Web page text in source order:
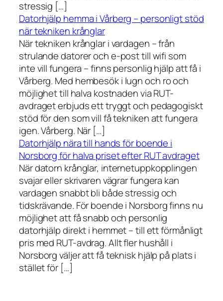
stressig […]
Datorhjälp hemma i Vårberg – personligt stöd
när tekniken krånglar
När tekniken krånglar i vardagen – från
strulande datorer och e-post till wifi som
inte vill fungera – finns personlig hjälp att få i
Vårberg. Med hembesök i lugn och ro och
möjlighet till halva kostnaden via RUT-
avdraget erbjuds ett tryggt och pedagogiskt
stöd för den som vill få tekniken att fungera
igen. Vårberg. När […]
Datorhjälp nära till hands för boende i
Norsborg för halva priset efter RUT avdraget
När datorn krånglar, internetuppkopplingen
svajar eller skrivaren vägrar fungera kan
vardagen snabbt bli både stressig och
tidskrävande. För boende i Norsborg finns nu
möjlighet att få snabb och personlig
datorhjälp direkt i hemmet – till ett förmånligt
pris med RUT-avdrag. Allt fler hushåll i
Norsborg väljer att få teknisk hjälp på plats i
stället för […]